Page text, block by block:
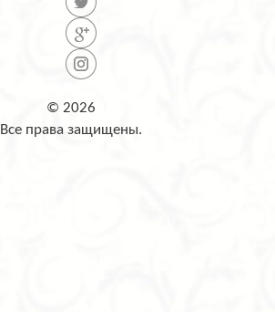
© 2026
Все права защищены.